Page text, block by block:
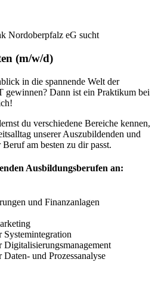
Nordoberpfalz eG sucht
(m/w/d)
in die spannende Welt der
gewinnen? Dann ist ein Praktikum bei
du verschiedene Bereiche kennen,
unserer Auszubildenden und
am besten zu dir passt.
Ausbildungsberufen an:
und Finanzanlagen
und Prozessanalyse